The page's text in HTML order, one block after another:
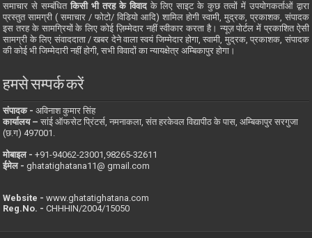
समाचार से सम्बंधितकिसी भी तरह के विवादके लिए साइट के कुछ तत्वों में उपयोगकर्ताओं द्वारा
प्रस्तुत सामग्री ( समाचार / फोटो/ विडियो आदि) शामिल होगी स्वामी, मुद्रक, प्रकाशक, संपादक
इस तरह के सामग्रियों के लिए कोई ज़िम्मेदार नहीं स्वीकार करता है। न्यूज़ पोर्टल में प्रकाशित ऐसी
सामग्री के लिए संवाददाता / खबर देने वाला स्वयं जिम्मेदार होगा, स्वामी, मुद्रक, प्रकाशक, संपादक
की कोई भी जिम्मेदारी नहीं होगी, सभी विवादों का न्यायक्षेत्र अम्बिकापुर होगा।
हमसे सम्पर्क करें
संपादक -अविनाश कुमार सिंह
कार्यालय –सांई ऑफसेट प्रिंटर्स, नमनाकला, संत हरकेवल विद्यापीठ के पास, अम्बिकापुर सरगुजा
(छ.ग) 497001.
मोबाइल - ‪+91-94062-23001‬,98265-32611
ईमेल -ghatatighatana11@ gmail.com
Website -www.ghatatighatana.com
Reg.No. -CHHHIN/2004/15050